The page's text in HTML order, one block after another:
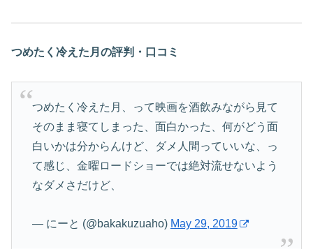
つめたく冷えた月の評判・口コミ
つめたく冷えた月、って映画を酒飲みながら見て
そのまま寝てしまった、面白かった、何がどう面
白いかは分からんけど、ダメ人間っていいな、っ
て感じ、金曜ロードショーでは絶対流せないよう
なダメさだけど、
— にーと (@bakakuzuaho) May 29, 2019